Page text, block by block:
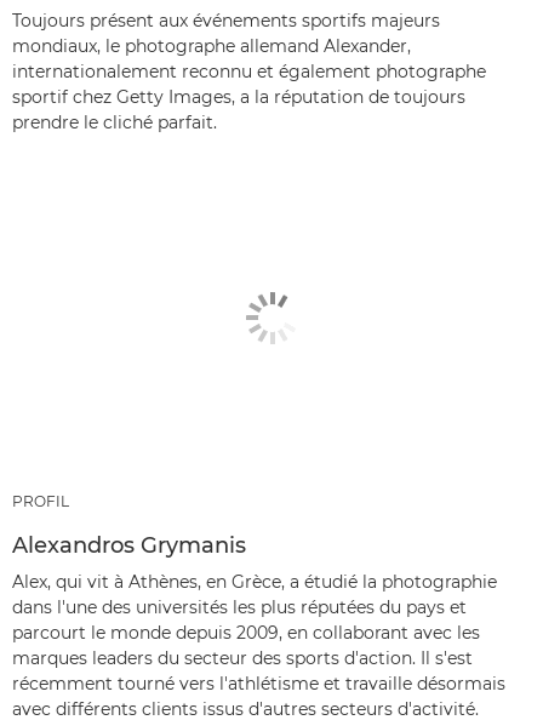
Toujours présent aux événements sportifs majeurs
mondiaux, le photographe allemand Alexander,
internationalement reconnu et également photographe
sportif chez Getty Images, a la réputation de toujours
prendre le cliché parfait.
PROFIL
Alexandros Grymanis
Alex, qui vit à Athènes, en Grèce, a étudié la photographie
dans l'une des universités les plus réputées du pays et
parcourt le monde depuis 2009, en collaborant avec les
marques leaders du secteur des sports d'action. Il s'est
récemment tourné vers l'athlétisme et travaille désormais
avec différents clients issus d'autres secteurs d'activité.